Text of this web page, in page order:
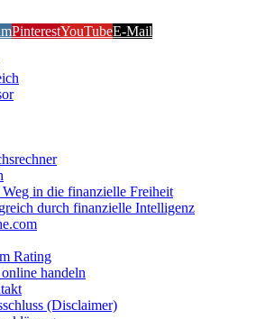
PinterestYouTubeE-Mail
in die finanzielle Freiheit
durch finanzielle Intelligenz
Rating
handeln
(Disclaimer)